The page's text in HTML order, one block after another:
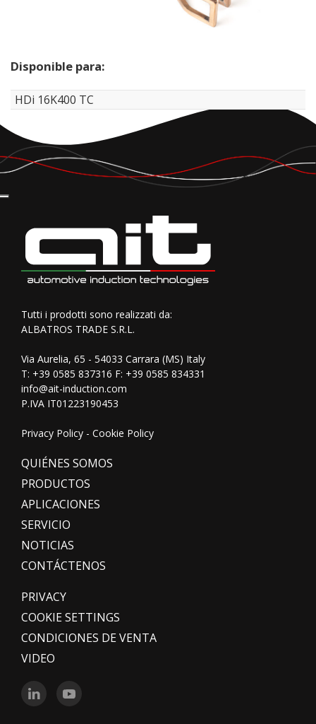
Disponible para:
HDi 16K400 TC
Tutti i prodotti sono realizzati da:
ALBATROS TRADE S.R.L.
Via Aurelia, 65 - 54033 Carrara (MS) Italy
T: +39 0585 837316 F: +39 0585 834331
info@ait-induction.com
P.IVA IT01223190453
Privacy Policy - Cookie Policy
QUIÉNES SOMOS
PRODUCTOS
APLICACIONES
SERVICIO
NOTICIAS
CONTÁCTENOS
PRIVACY
COOKIE SETTINGS
CONDICIONES DE VENTA
VIDEO